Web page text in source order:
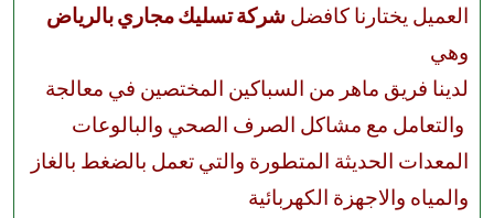
العميل يختارنا كافضل شركة تسليك مجاري بالرياض
وهي
لدينا فريق ماهر من السباكين المختصين في معالجة
المعدات الحديثة المتطورة والتي تعمل بالضغط بالغاز
والمياه والاجهزة الكهربائية